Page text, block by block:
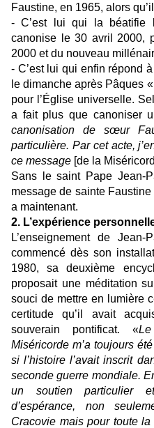
Faustine, en 1965, alors
- C’est lui qui la
canonise le 30 avril 2000,
2000 et du nouveau
- C’est lui qui enfin répond
le dimanche après Pâques
pour l’Église universelle.
a fait plus que canoniser
canonisation de sœur
particulière. Par cet acte,
ce message [de la
Sans le saint Pape Jean-
message de sainte Faustine
a maintenant.
2. L’expérience
L’enseignement de
commencé dès son
1980, sa deuxième
proposait une méditation
souci de mettre en lumière
certitude qu’il avait
souverain pontificat. «
Miséricorde m’a toujours
si l’histoire l’avait inscrit
seconde guerre mondiale.
un soutien particulier
d’espérance, non
Cracovie mais pour toute